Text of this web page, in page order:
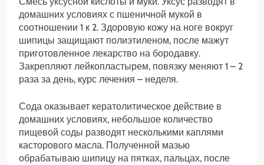
домашних условиях с пшеничной мукой в
соотношении 1 к 2. Здоровую кожу на ноге вокруг
шипицы защищают полиэтиленом, после мажут
приготовленное лекарство на бородавку.
Закрепляют лейкопластырем, повязку меняют 1 – 2
раза за день, курс лечения – неделя.
Сода оказывает кератолитическое действие в
домашних условиях, небольшое количество
пищевой соды разводят несколькими каплями
касторового масла. Полученной мазью
обрабатываю шипицу на пятках, пальцах, после